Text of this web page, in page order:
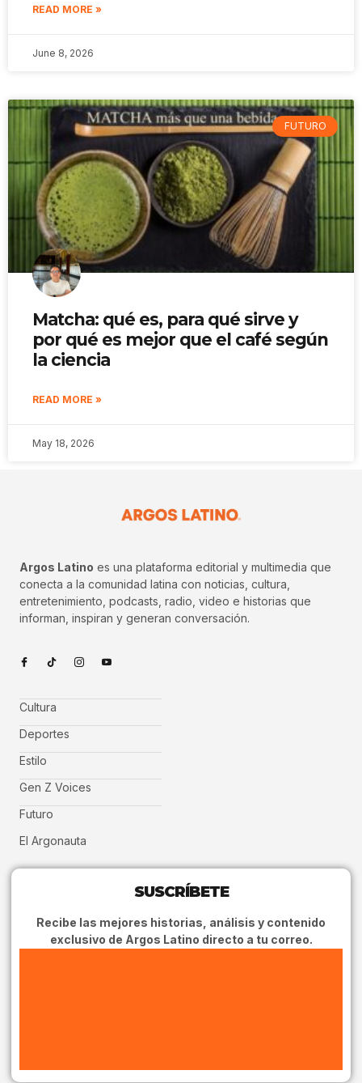
READ MORE »
June 8, 2026
FUTURO
Matcha: qué es, para qué sirve y
por qué es mejor que el café según
la ciencia
READ MORE »
May 18, 2026
Argos Latino es una plataforma editorial y multimedia que
conecta a la comunidad latina con noticias, cultura,
entretenimiento, podcasts, radio, video e historias que
informan, inspiran y generan conversación.
Cultura
Deportes
Estilo
Gen Z Voices
Futuro
El Argonauta
SUSCRÍBETE
Recibe las mejores historias, análisis y contenido
exclusivo de Argos Latino directo a tu correo.